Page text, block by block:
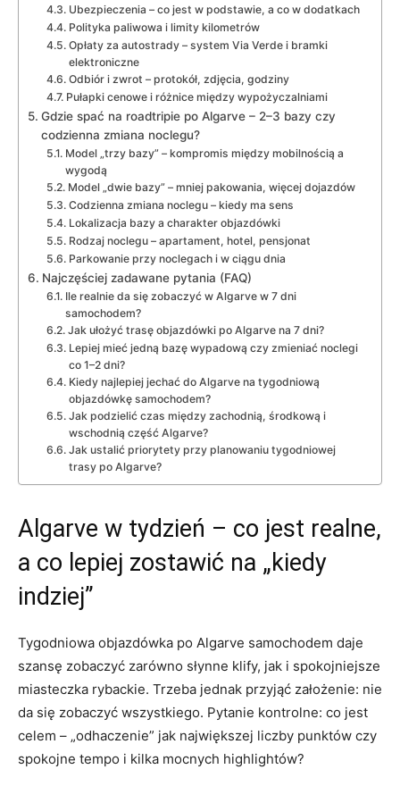
Ubezpieczenia – co jest w podstawie, a co w dodatkach
Polityka paliwowa i limity kilometrów
Opłaty za autostrady – system Via Verde i bramki
elektroniczne
Odbiór i zwrot – protokół, zdjęcia, godziny
Pułapki cenowe i różnice między wypożyczalniami
Gdzie spać na roadtripie po Algarve – 2–3 bazy czy
codzienna zmiana noclegu?
Model „trzy bazy” – kompromis między mobilnością a
wygodą
Model „dwie bazy” – mniej pakowania, więcej dojazdów
Codzienna zmiana noclegu – kiedy ma sens
Lokalizacja bazy a charakter objazdówki
Rodzaj noclegu – apartament, hotel, pensjonat
Parkowanie przy noclegach i w ciągu dnia
Najczęściej zadawane pytania (FAQ)
Ile realnie da się zobaczyć w Algarve w 7 dni
samochodem?
Jak ułożyć trasę objazdówki po Algarve na 7 dni?
Lepiej mieć jedną bazę wypadową czy zmieniać noclegi
co 1–2 dni?
Kiedy najlepiej jechać do Algarve na tygodniową
objazdówkę samochodem?
Jak podzielić czas między zachodnią, środkową i
wschodnią część Algarve?
Jak ustalić priorytety przy planowaniu tygodniowej
trasy po Algarve?
Algarve w tydzień – co jest realne,
a co lepiej zostawić na „kiedy
indziej”
Tygodniowa objazdówka po Algarve samochodem daje
szansę zobaczyć zarówno słynne klify, jak i spokojniejsze
miasteczka rybackie. Trzeba jednak przyjąć założenie: nie
da się zobaczyć wszystkiego. Pytanie kontrolne: co jest
celem – „odhaczenie” jak największej liczby punktów czy
spokojne tempo i kilka mocnych highlightów?